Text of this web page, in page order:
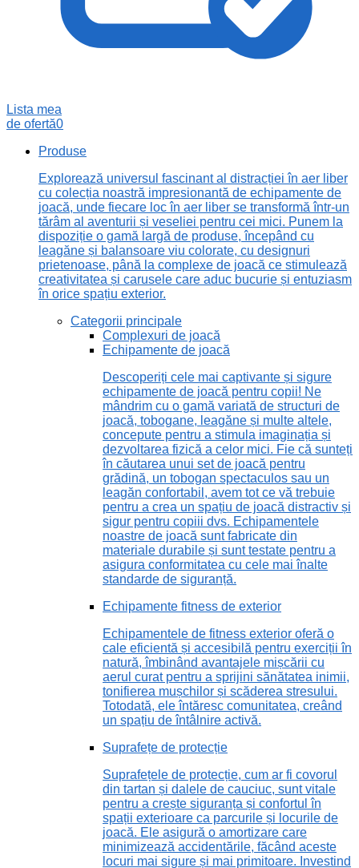
Lista mea
de ofertă0
Produse
Explorează universul fascinant al distracției în aer liber
cu colecția noastră impresionantă de echipamente de
joacă, unde fiecare loc în aer liber se transformă într-un
tărâm al aventurii și veseliei pentru cei mici. Punem la
dispoziție o gamă largă de produse, începând cu
leagăne și balansoare viu colorate, cu designuri
prietenoase, până la complexe de joacă ce stimulează
creativitatea și carusele care aduc bucurie și entuziasm
în orice spațiu exterior.
Categorii principale
Complexuri de joacă
Echipamente de joacă
Descoperiți cele mai captivante și sigure
echipamente de joacă pentru copii! Ne
mândrim cu o gamă variată de structuri de
joacă, tobogane, leagăne și multe altele,
concepute pentru a stimula imaginația și
dezvoltarea fizică a celor mici. Fie că sunteți
în căutarea unui set de joacă pentru
grădină, un tobogan spectaculos sau un
leagăn confortabil, avem tot ce vă trebuie
pentru a crea un spațiu de joacă distractiv și
sigur pentru copiii dvs. Echipamentele
noastre de joacă sunt fabricate din
materiale durabile și sunt testate pentru a
asigura conformitatea cu cele mai înalte
standarde de siguranță.
Echipamente fitness de exterior
Echipamentele de fitness exterior oferă o
cale eficientă și accesibilă pentru exerciții în
natură, îmbinând avantajele mișcării cu
aerul curat pentru a sprijini sănătatea inimii,
tonifierea mușchilor și scăderea stresului.
Totodată, ele întăresc comunitatea, creând
un spațiu de întâlnire activă.
Suprafețe de protecție
Suprafețele de protecție, cum ar fi covorul
din tartan și dalele de cauciuc, sunt vitale
pentru a crește siguranța și confortul în
spații exterioare ca parcurile și locurile de
joacă. Ele asigură o amortizare care
minimizează accidentările, făcând aceste
locuri mai sigure și mai primitoare. Investind